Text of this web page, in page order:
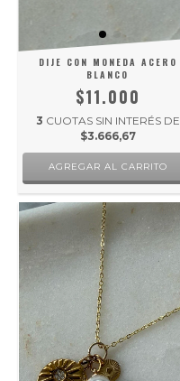
DIJE CON MONEDA ACERO
BLANCO
$11.000
3 CUOTAS SIN INTERÉS DE
$3.666,67